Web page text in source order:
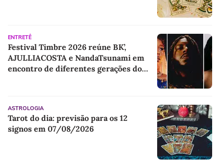
ENTRETÊ
Festival Timbre 2026 reúne BK’,
AJULLIACOSTA e NandaTsunami em
encontro de diferentes gerações do
ASTROLOGIA
Tarot do dia: previsão para os 12
signos em 07/08/2026